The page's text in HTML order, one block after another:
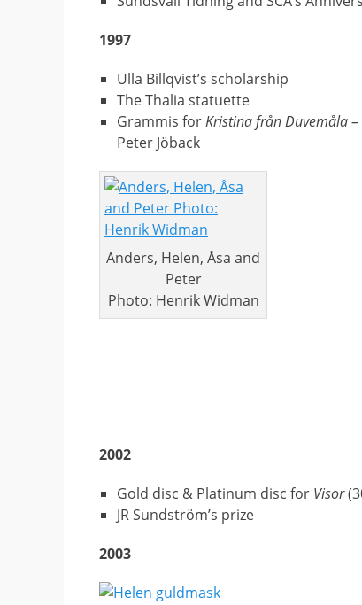
1997
Ulla Billqvist’s scholarship
The Thalia statuette
Grammis forKristina från Duvemåla
Peter Jöback
Anders, Helen, Åsa and
Peter
Photo: Henrik Widman
2002
Gold disc & Platinum disc for Visor
JR Sundström’s prize
2003